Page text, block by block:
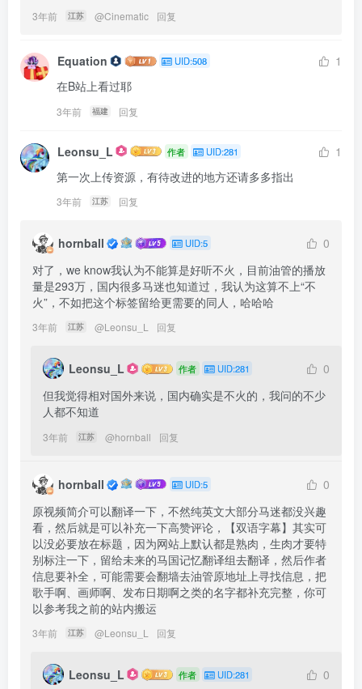
3年前 江苏 @Cinematic 回复
Equation UID:508
1
在B站上看过耶
3年前 福建 回复
Leonsu_L 作者 UID:281
1
第一次上传资源，有待改进的地方还请多多指出
3年前 江苏 回复
hornball UID:5
0
对了，we know我认为不能算是好听不火，目前油管的播放
量是293万，国内很多马迷也知道过，我认为这算不上“不
火”，不如把这个标签留给更需要的同人，哈哈哈
3年前 江苏 @Leonsu_L 回复
Leonsu_L 作者 UID:281
0
但我觉得相对国外来说，国内确实是不火的，我问的不少
人都不知道
3年前 江苏 @hornball 回复
hornball UID:5
0
原视频简介可以翻译一下，不然纯英文大部分马迷都没兴趣
看，然后就是可以补充一下高赞评论，【双语字幕】其实可
以没必要放在标题，因为网站上默认都是熟肉，生肉才要特
别标注一下，留给未来的马国记忆翻译组去翻译，然后作者
信息要补全，可能需要会翻墙去油管原地址上寻找信息，把
歌手啊、画师啊、发布日期啊之类的名字都补充完整，你可
以参考我之前的站内搬运
3年前 江苏 @Leonsu_L 回复
Leonsu_L 作者 UID:281
0